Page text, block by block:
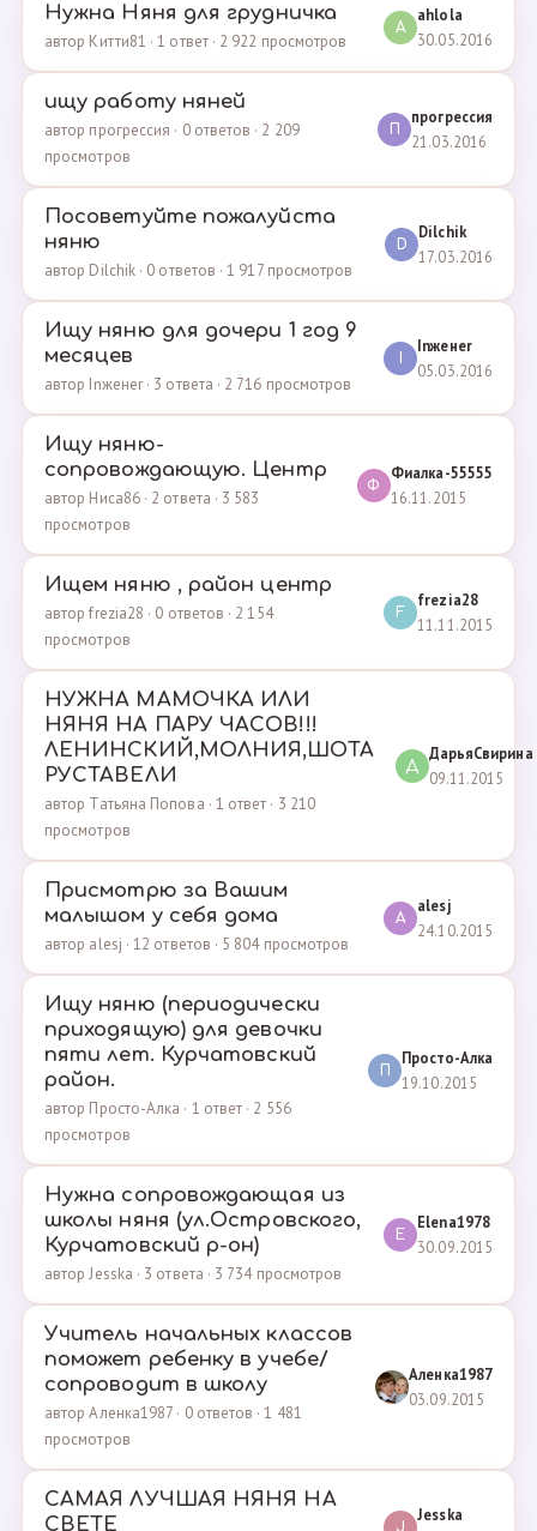
Нужна Няня для грудничка
автор Китти81 · 1 ответ · 2 922 просмотров
A
ahlola
30.05.2016
ищу работу няней
автор прогрессия · 0 ответов · 2 209
просмотров
прогрессия
21.03.2016
Посоветуйте пожалуйста
няню
автор Dilchik · 0 ответов · 1 917 просмотров
D
Dilchik
17.03.2016
Ищу няню для дочери 1 год 9
месяцев
автор Inженеr · 3 ответа · 2 716 просмотров
Inженеr
05.03.2016
Ищу няню-
сопровождающую. Центр
автор Ниса86 · 2 ответа · 3 583
просмотров
Ф
Фиалка-55555
16.11.2015
Ищем няню , район центр
автор frezia28 · 0 ответов · 2 154
просмотров
F
frezia28
11.11.2015
НУЖНА МАМОЧКА ИЛИ
НЯНЯ НА ПАРУ ЧАСОВ!!!
ЛЕНИНСКИЙ,МОЛНИЯ,ШОТА
РУСТАВЕЛИ
автор Татьяна Попова · 1 ответ · 3 210
просмотров
Д
ДарьяСвирина
09.11.2015
Присмотрю за Вашим
малышом у себя дома
автор alesj · 12 ответов · 5 804 просмотров
A
alesj
24.10.2015
Ищу няню (периодически
приходящую) для девочки
пяти лет. Курчатовский
район.
автор Просто-Алка · 1 ответ · 2 556
просмотров
П
Просто-Алка
19.10.2015
Нужна сопровождающая из
школы няня (ул.Островского,
Курчатовский р-он)
автор Jesska · 3 ответа · 3 734 просмотров
E
Elena1978
30.09.2015
Учитель начальных классов
поможет ребенку в учебе/
сопроводит в школу
автор Аленка1987 · 0 ответов · 1 481
просмотров
Аленка1987
03.09.2015
САМАЯ ЛУЧШАЯ НЯНЯ НА
СВЕТЕ
J
Jesska